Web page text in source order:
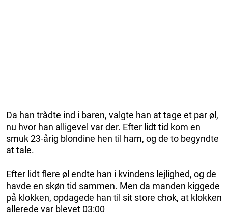
Da han trådte ind i baren, valgte han at tage et par øl,
nu hvor han alligevel var der. Efter lidt tid kom en
smuk 23-årig blondine hen til ham, og de to begyndte
at tale.
Efter lidt flere øl endte han i kvindens lejlighed, og de
havde en skøn tid sammen. Men da manden kiggede
på klokken, opdagede han til sit store chok, at klokken
allerede var blevet 03:00